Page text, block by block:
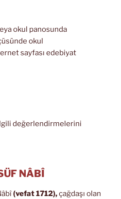
okul panosunda
okul
sayfası edebiyat
değerlendirmelerini
NÂBÎ
(vefat 1712),çağdaşı olan